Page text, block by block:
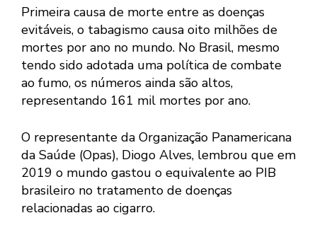
Primeira causa de morte entre as doenças
evitáveis, o tabagismo causa oito milhões de
mortes por ano no mundo. No Brasil, mesmo
tendo sido adotada uma política de combate
ao fumo, os números ainda são altos,
representando 161 mil mortes por ano.
O representante da Organização Panamericana
da Saúde (Opas), Diogo Alves, lembrou que em
2019 o mundo gastou o equivalente ao PIB
brasileiro no tratamento de doenças
relacionadas ao cigarro.